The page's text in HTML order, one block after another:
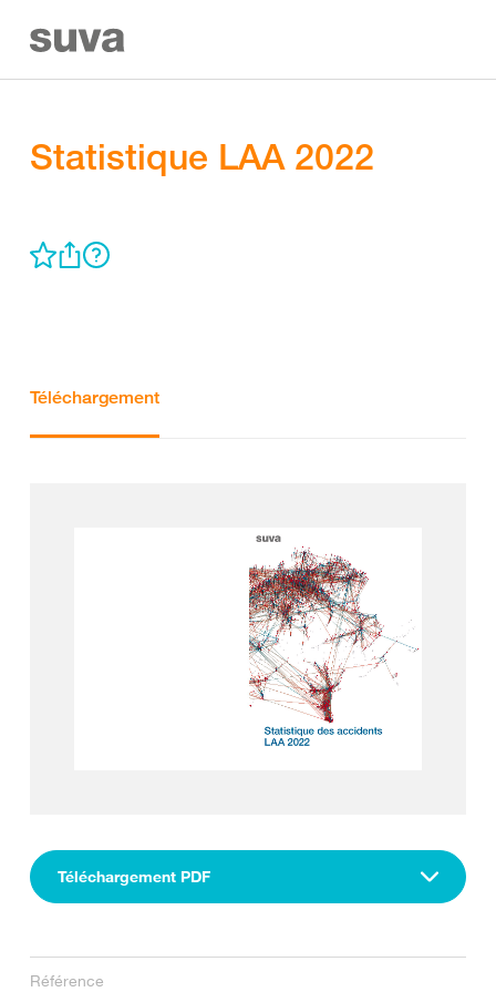
Statistique LAA 2022
Téléchargement
Téléchargement PDF
Référence